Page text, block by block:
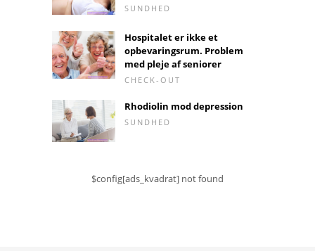
SUNDHED
Hospitalet er ikke et
opbevaringsrum. Problem
med pleje af seniorer
CHECK-OUT
Rhodiolin mod depression
SUNDHED
$config[ads_kvadrat] not found